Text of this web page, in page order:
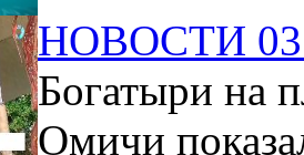
НОВОСТИ
Богатыри на
Омичи